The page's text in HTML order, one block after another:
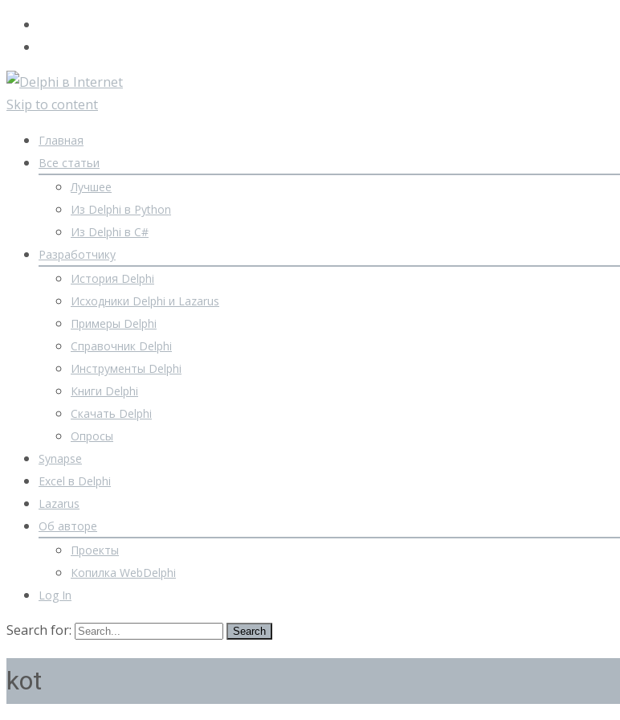
Skip to content
Главная
Все статьи
Лучшее
Из Delphi в Python
Из Delphi в C#
Разработчику
История Delphi
Исходники Delphi и Lazarus
Примеры Delphi
Справочник Delphi
Инструменты Delphi
Книги Delphi
Скачать Delphi
Опросы
Synapse
Excel в Delphi
Lazarus
Об авторе
Проекты
Копилка WebDelphi
Log In
Search for:
kot